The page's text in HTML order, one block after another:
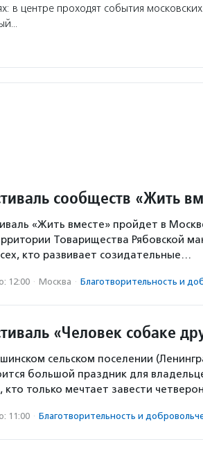
в центре проходят события
сообществ «Жить
«Жить вместе» пройдет в
Товарищества Рябовской
кто развивает созидательные…
12:00 · Москва · Благотвори­тель­ность и
«Человек собаке
сельском поселении
большой праздник для
кто только мечтает завести
11:00 · Благотвори­тель­ность и